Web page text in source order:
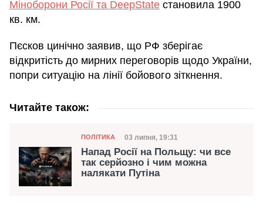
Міноборони Росії та DeepState становила 1900
кв. км.
Пєсков цинічно заявив, що РФ зберігає
відкритість до мирних переговорів щодо України,
попри ситуацію на лінії бойового зіткнення.
Читайте також:
Категорія
ПОЛІТИКА Дата публікації
03 липня, 19:31
Напад Росії на Польщу: чи все
так серйозно і чим можна
налякати Путіна